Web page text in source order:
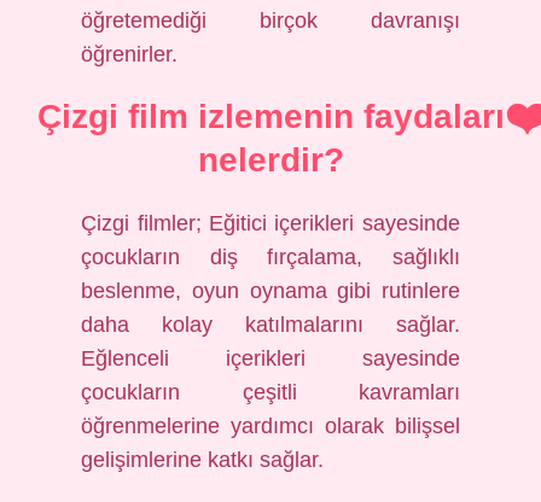
öğretemediği birçok davranışı
öğrenirler.
Çizgi film izlemenin faydaları
nelerdir?
Çizgi filmler; Eğitici içerikleri sayesinde
çocukların diş fırçalama, sağlıklı
beslenme, oyun oynama gibi rutinlere
daha kolay katılmalarını sağlar.
Eğlenceli içerikleri sayesinde
çocukların çeşitli kavramları
öğrenmelerine yardımcı olarak bilişsel
gelişimlerine katkı sağlar.